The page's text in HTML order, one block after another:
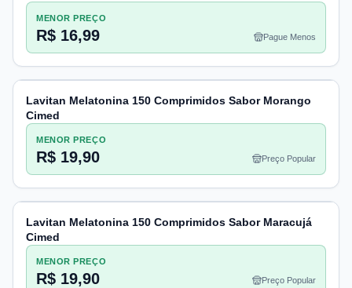
MENOR PREÇO
R$ 16,99 Pague Menos
Lavitan Melatonina 150 Comprimidos Sabor Morango
Cimed
MENOR PREÇO
R$ 19,90 Preço Popular
Lavitan Melatonina 150 Comprimidos Sabor Maracujá
Cimed
MENOR PREÇO
R$ 19,90 Preço Popular